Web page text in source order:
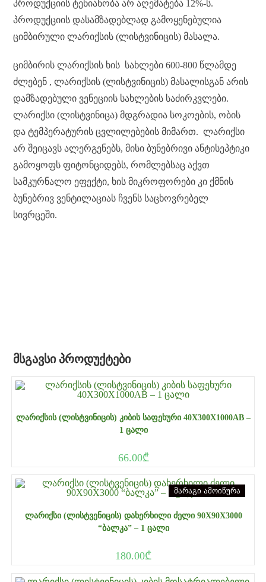
პროდუქციის ტენიანობა არ აღემატება 12%-ს.
პროდუქციის დასამზადებლად გამოყენებულია
ციმბირული ლარიქსის (ლისტვინიცის) მასალა.
ციმბირის ლარიქსის ხის სახლები 600-800 წლამდე
ძლებენ , ლარიქსის (ლისტვინიცის) მასალისგან არის
დამზადებული ვენეციის სახლების საძირკვლები.
ლარიქსი (ლისტვინიცა) მდგრადია სოკოების, ობის
და ტემპერატურის ცვლილებების მიმართ. ლარიქსი
არ შეიცავს ალერგენებს, მისი ბუნებრივი ანტისეპტიკი
გამოყოფს ფიტონციდებს, რომლებსაც აქვთ
სამკურნალო ეფექტი, ხის მიკროფორები კი ქმნის
ბუნებრივ ვენტილაციას ჩვენს საცხოვრებელ
სივრცეში.
ᲛᲡᲒᲐᲕᲡᲘ ᲞᲠᲝᲓᲣᲥᲢᲔᲑᲘ
ᲚᲐᲠᲘᲥᲡᲘᲡ (ᲚᲘᲡᲢᲕᲘᲜᲘᲪᲘᲡ) ᲙᲘᲑᲘᲡ ᲡᲐᲤᲔᲮᲣᲠᲘ 40X300X1000AB –
1 ᲪᲐᲚᲘ
66.00₾
მარაგი ამოიწურა
ᲚᲐᲠᲘᲥᲡᲘ (ᲚᲘᲡᲢᲕᲔᲜᲘᲪᲘᲡ) ᲓᲐᲮᲔᲠᲮᲘᲚᲘ ᲫᲔᲚᲘ 90X90X3000
“ᲑᲐᲚᲙᲐ” – 1 ᲪᲐᲚᲘ
180.00₾